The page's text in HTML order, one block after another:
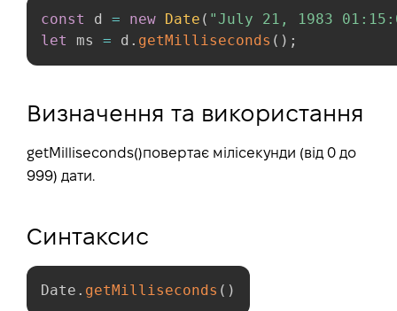
const d = new Date ( "July 21, 1983
let
ms = d . getMilliseconds ( ) ;
Визначення та використання
getMilliseconds()повертає мілісекунди (від 0 до
999) дати.
Синтаксис
Date . getMilliseconds ( )